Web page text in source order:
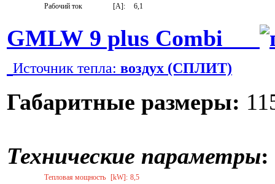
Рабочий ток
[A]: 6,1
GMLW 9 plus Combi
Источник тепла: воздух (СПЛИТ)
Габаритные размеры:
Технические параметры:
Тепловая мощность [kW]: 8,5